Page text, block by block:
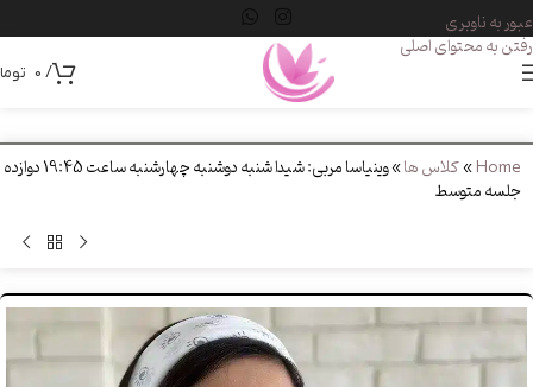
عبور به ناوبری
رفتن به محتوای اصلی
/
0
Home
»کلاس ها» وینیاسا مربی: شیدا شنبه دوشنبه چهارشنبه ساعت 19:45 دوازده
جلسه متوسط